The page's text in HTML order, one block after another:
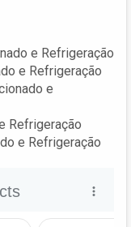
e Refrigeração
e Refrigeração
e
Refrigeração
e Refrigeração